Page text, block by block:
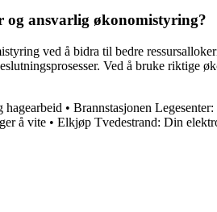
og ansvarlig økonomistyring?
ved å bidra til bedre
Ved å bruke riktige
hagearbeid • Brannstasjonen
å vite • Elkjøp Tvedestrand: Din